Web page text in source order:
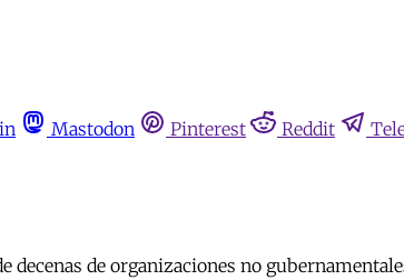
Mastodon Pinterest Reddit
de organizaciones no